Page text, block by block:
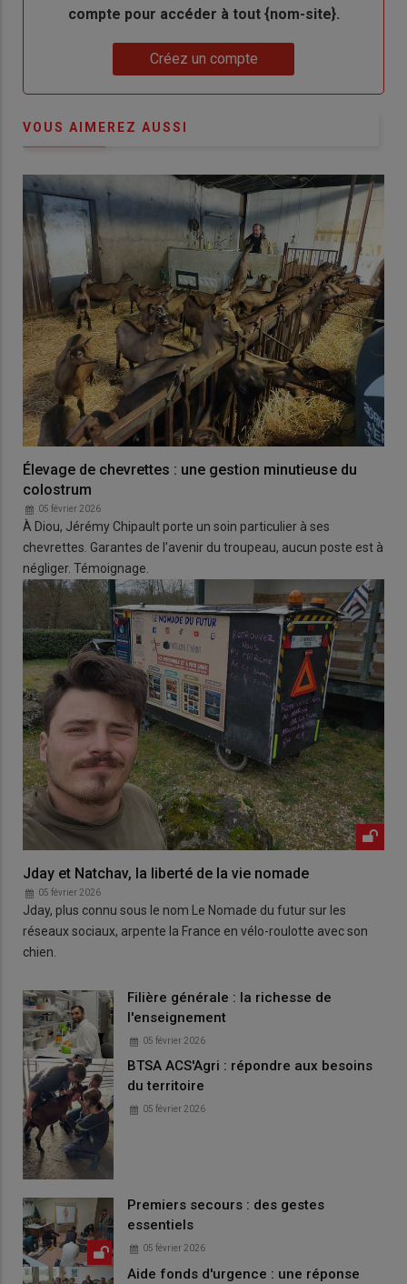
compte pour accéder à tout {nom-site}.
Créez un compte
VOUS AIMEREZ AUSSI
Élevage de chevrettes : une gestion minutieuse du
colostrum
05 février 2026
À Diou, Jérémy Chipault porte un soin particulier à ses
chevrettes. Garantes de l'avenir du troupeau, aucun poste est à
négliger. Témoignage.
Jday et Natchav, la liberté de la vie nomade
05 février 2026
Jday, plus connu sous le nom Le Nomade du futur sur les
réseaux sociaux, arpente la France en vélo-roulotte avec son
chien.
Filière générale : la richesse de
l'enseignement
05 février 2026
BTSA ACS'Agri : répondre aux besoins
du territoire
05 février 2026
Premiers secours : des gestes
essentiels
05 février 2026
Aide fonds d'urgence : une réponse